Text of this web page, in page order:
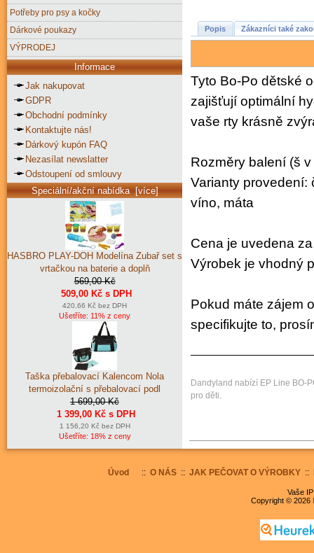
Popis Zákazníci také
Tyto Bo-Po dětské
zajišťují optimální
vaše rty krásně
Rozměry balení (š
Varianty provedení:
víno, máta
Cena je uvedena
Výrobek je vhodný
Pokud máte zájem
specifikujte to,
Dandyland nabízí EP Line BO-
pro děti.
Potřeby pro psy a kočky
Dárkové poukazy
VÝPRODEJ
Informace
Jak nakupovat
GDPR
Obchodní podmínky
Kontaktujte nás!
Dárkový kupón FAQ
Nezasílat newslatter
Odstoupení od smlouvy
Speciální/akční nabídka [více]
HASBRO PLAY-DOH Modelína Zubař set s
vrtačkou na baterie a doplň
569,00 Kč
509,00 Kč s DPH
420,66 Kč bez DPH
Ušetříte: 11% z ceny
Taška přebalovací Kalencom Nola
termoizolační s přebalovací podl
1 699,00 Kč
1 399,00 Kč s DPH
1 156,20 Kč bez DPH
Ušetříte: 18% z ceny
Úvod :: O NÁS:: JAK PEČOVAT O VÝROBKY::
Vaše
Copyright © 2026